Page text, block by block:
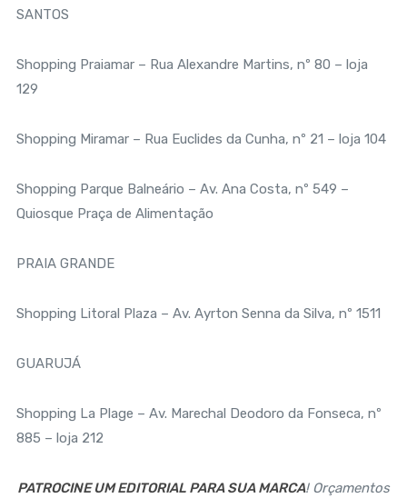
SANTOS
Shopping Praiamar – Rua Alexandre Martins, nº 80 – loja
129
Shopping Miramar – Rua Euclides da Cunha, nº 21 – loja 104
Shopping Parque Balneário – Av. Ana Costa, nº 549 –
Quiosque Praça de Alimentação
PRAIA GRANDE
Shopping Litoral Plaza – Av. Ayrton Senna da Silva, nº 1511
GUARUJÁ
Shopping La Plage – Av. Marechal Deodoro da Fonseca, nº
885 – loja 212
PATROCINE UM EDITORIAL PARA SUA MARCA! Orçamentos